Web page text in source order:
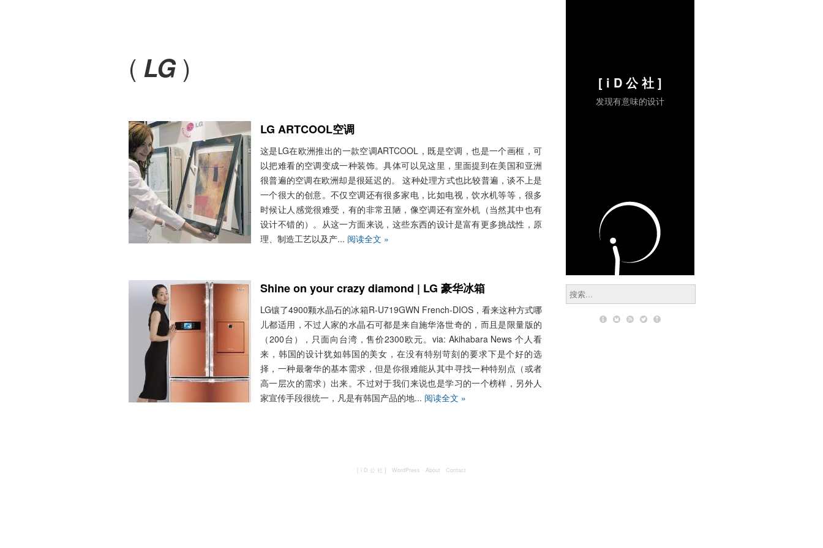
( LG)
LG ARTCOOL空调
这是LG在欧洲推出的一款空调ARTCOOL，既是空调，也是一个画框，可
以把难看的空调变成一种装饰。具体可以见这里，里面提到在美国和亚洲
很普遍的空调在欧洲却是很延迟的。 这种处理方式也比较普遍，谈不上是
一个很大的创意。不仅空调还有很多家电，比如电视，饮水机等等，很多
时候让人感觉很难受，有的非常丑陋，像空调还有室外机（当然其中也有
设计不错的）。从这一方面来说，这些东西的设计是富有更多挑战性，原
理、制造工艺以及产... 阅读全文 »
Shine on your crazy diamond | LG 豪华冰箱
LG镶了4900颗水晶石的冰箱R-U719GWN French-DIOS，看来这种方式哪
儿都适用，不过人家的水晶石可都是来自施华洛世奇的，而且是限量版的
（200台），只面向台湾，售价2300欧元。via: Akihabara News 个人看
来，韩国的设计犹如韩国的美女，在没有特别苛刻的要求下是个好的选
择，一种最奢华的基本需求，但是你很难能从其中寻找一种特别点（或者
高一层次的需求）出来。不过对于我们来说也是学习的一个榜样，另外人
家宣传手段很统一，凡是有韩国产品的地... 阅读全文 »
[ i D 公 社 ]
发现有意味的设计
[ i D 公 社 ] WordPress About Contact